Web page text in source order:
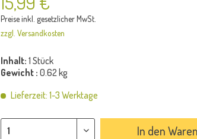
Preise inkl. gesetzlicher MwSt.
zzgl. Versandkosten
Inhalt: 1 Stück
Gewicht : 0.62 kg
Lieferzeit: 1-3 Werktage
In den